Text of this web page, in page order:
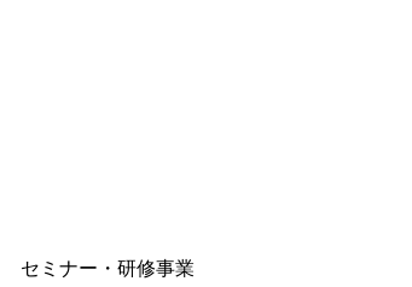
ミナー・研修事業